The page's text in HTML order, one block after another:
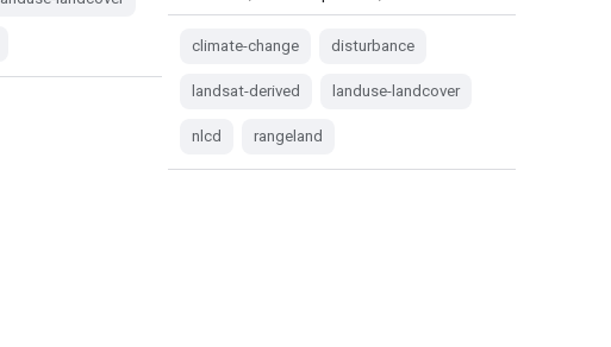
climate-change disturbance
landsat-derived landuse-landcover
nlcd rangeland